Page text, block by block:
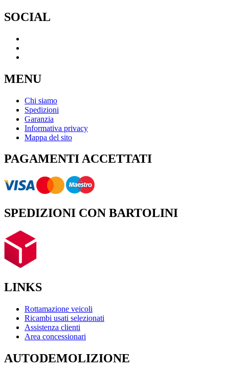
SOCIAL
MENU
Chi siamo
Spedizioni
Garanzia
Informativa privacy
Mappa del sito
PAGAMENTI ACCETTATI
SPEDIZIONI CON BARTOLINI
LINKS
Rottamazione veicoli
Ricambi usati selezionati
Assistenza clienti
Area concessionari
AUTODEMOLIZIONE